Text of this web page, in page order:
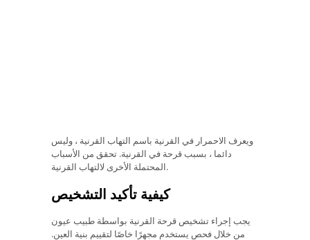
ويعرف الاحمرار في القرنية باسم التهاب القرنية ، وليس
دائما ، بسبب قرحة في القرنية. تحقق من الأسباب
المحتملة الأخرى لالتهاب القرنية.
كيفية تأكيد التشخيص
يجب إجراء تشخيص قرحة القرنية بواسطة طبيب عيون
من خلال فحص يستخدم مجهرًا خاصًا لتقييم بنية العين.